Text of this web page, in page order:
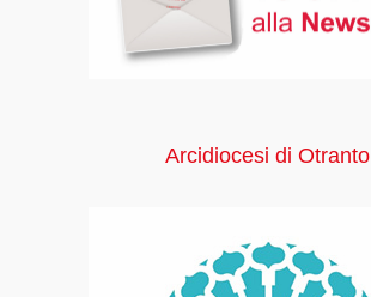
Arcidiocesi di Otranto